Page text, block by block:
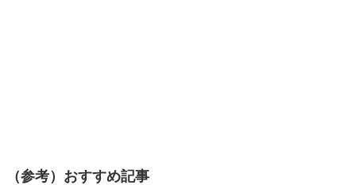
（参考）おすすめ記事